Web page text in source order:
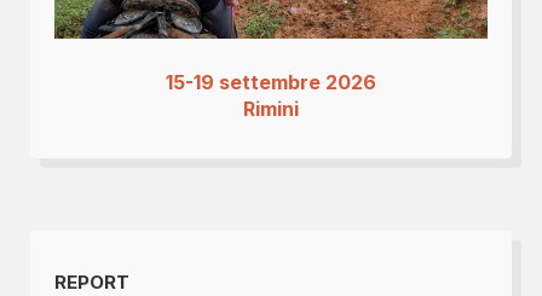
15-19 settembre 2026
Rimini
REPORT